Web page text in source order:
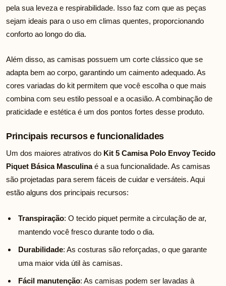
pela sua leveza e respirabilidade. Isso faz com que as peças
sejam ideais para o uso em climas quentes, proporcionando
conforto ao longo do dia.
Além disso, as camisas possuem um corte clássico que se
adapta bem ao corpo, garantindo um caimento adequado. As
cores variadas do kit permitem que você escolha o que mais
combina com seu estilo pessoal e a ocasião. A combinação de
praticidade e estética é um dos pontos fortes desse produto.
Principais recursos e funcionalidades
Um dos maiores atrativos do Kit 5 Camisa Polo Envoy Tecido
Piquet Básica Masculinaé a sua funcionalidade. As camisas
são projetadas para serem fáceis de cuidar e versáteis. Aqui
estão alguns dos principais recursos:
Transpiração: O tecido piquet permite a circulação de ar,
mantendo você fresco durante todo o dia.
Durabilidade: As costuras são reforçadas, o que garante
uma maior vida útil às camisas.
Fácil manutenção: As camisas podem ser lavadas à